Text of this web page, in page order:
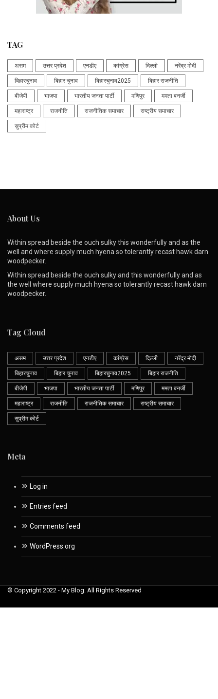
TAG
असम उत्तर प्रदेश एनडीए कांग्रेस दिल्ली नरेंद्र मोदी
बिहारचुनाव बिहार चुनाव बिहारचुनाव2025 बिहार राजनीति
बीजेपी भाजपा भारतीय जनता पार्टी मणिपुर ममता बनर्जी
महाराष्ट्र राजनीति राजनीतिक समाचार राष्ट्रीय समाचार
सुप्रीम कोर्ट
About Us
Within spread beside the ouch sulky this wonderfully and as the
well and where supply much hyena so tolerantly recast hawk darn
woodpecker.
Within spread beside the ouch sulky and this wonderfully and as
the well where supply much hyena so tolerantly recast hawk darn
woodpecker.
Tag Cloud
असम उत्तर प्रदेश एनडीए कांग्रेस दिल्ली नरेंद्र मोदी
बिहारचुनाव बिहार चुनाव बिहारचुनाव2025 बिहार राजनीति
बीजेपी भाजपा भारतीय जनता पार्टी मणिपुर ममता बनर्जी
महाराष्ट्र राजनीति राजनीतिक समाचार राष्ट्रीय समाचार
सुप्रीम कोर्ट
Meta
Log in
Entries feed
Comments feed
WordPress.org
© Copyright 2022 - My Blog. All Rights Reserved